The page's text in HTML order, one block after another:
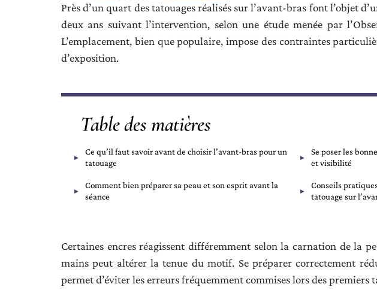
Près d’un quart des tatouages réalisés sur l’avant-bras font l’objet
deux ans suivant l’intervention, selon une étude menée par
L’emplacement, bien que populaire, impose des contraintes
d’exposition.
Table des matières
Ce qu’il faut savoir avant de choisir l’avant-bras pour un
tatouage
Se poser les
et visibilité
Comment bien préparer sa peau et son esprit avant la
séance
Conseils
tatouage sur
Certaines encres réagissent différemment selon la carnation de la
mains peut altérer la tenue du motif. Se préparer correctement
permet d’éviter les erreurs fréquemment commises lors des premiers